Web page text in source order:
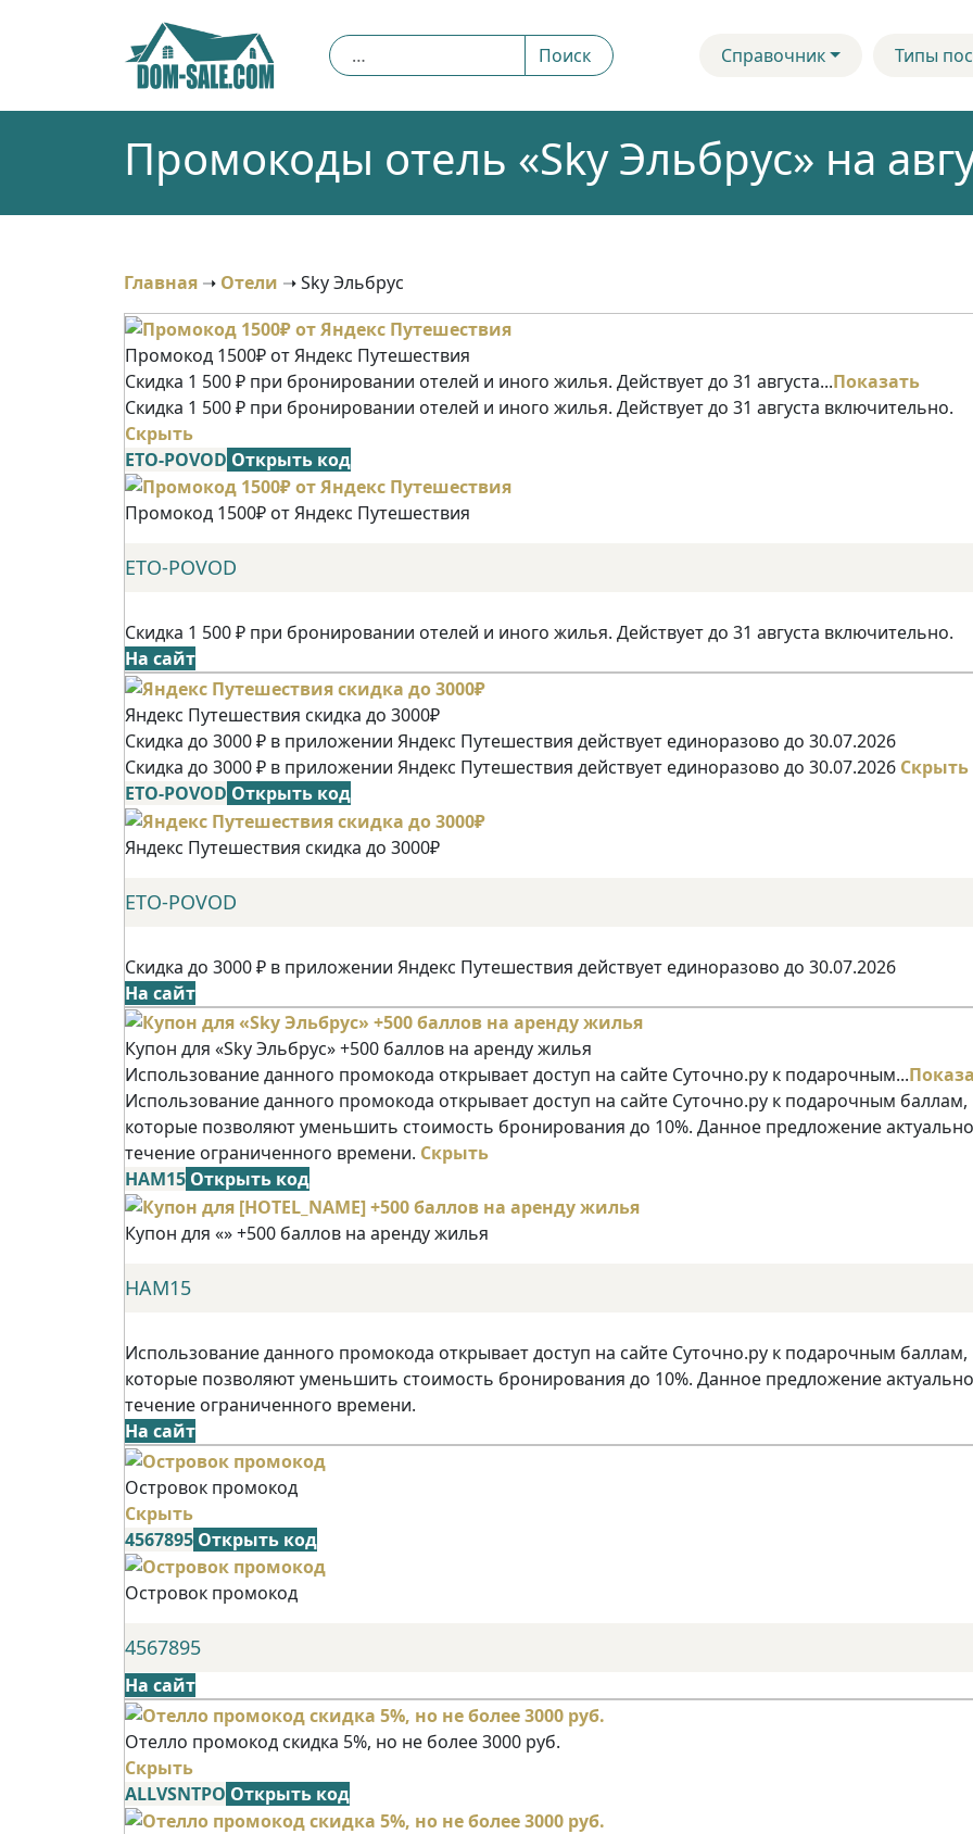
Найти: Поиск Справочник Типы
Промокоды отель «Sky Эльбрус» на
Главная ➝ Отели ➝Sky Эльбрус
Промокод 1500₽ от Яндекс Путешествия
Скидка 1 500 ₽ при бронировании отелей и иного жилья. Действует до 31 августа...Показать
Скидка 1 500 ₽ при бронировании отелей и иного жилья. Действует до 31 августа включительно.
Скрыть
ETO-POVOD Открыть код
Промокод 1500₽ от Яндекс Путешествия
ETO-POVOD
Скидка 1 500 ₽ при бронировании отелей и иного жилья. Действует до 31 августа включительно.
На сайт
Яндекс Путешествия скидка до 3000₽
Скидка до 3000 ₽ в приложении Яндекс Путешествия действует единоразово до 30.07.2026
Скидка до 3000 ₽ в приложении Яндекс Путешествия действует единоразово до 30.07.2026 Скрыть
ETO-POVOD Открыть код
Яндекс Путешествия скидка до 3000₽
ETO-POVOD
Скидка до 3000 ₽ в приложении Яндекс Путешествия действует единоразово до 30.07.2026
На сайт
Купон для «Sky Эльбрус» +500 баллов на аренду жилья
Использование данного промокода открывает доступ на сайте Суточно.ру к подарочным...
Использование данного промокода открывает доступ на сайте Суточно.ру к подарочным баллам,
которые позволяют уменьшить стоимость бронирования до 10%. Данное предложение
течение ограниченного времени. Скрыть
НАМ15 Открыть код
Купон для «» +500 баллов на аренду жилья
НАМ15
Использование данного промокода открывает доступ на сайте Суточно.ру к подарочным баллам,
которые позволяют уменьшить стоимость бронирования до 10%. Данное предложение
течение ограниченного времени.
На сайт
Островок промокод
Скрыть
4567895 Открыть код
Островок промокод
4567895
На сайт
Отелло промокод скидка 5%, но не более 3000 руб.
Скрыть
ALLVSNTPO Открыть код